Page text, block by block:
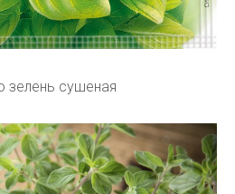
зелень сушеная